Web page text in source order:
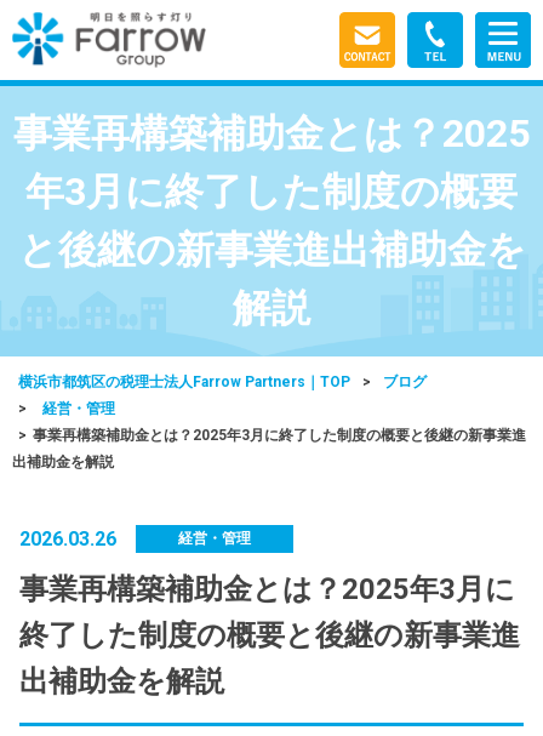
事業再構築補助金とは？2025
年3月に終了した制度の概要
と後継の新事業進出補助金を
解説
横浜市都筑区の税理士法人Farrow Partners｜TOP
ブログ
経営・管理
事業再構築補助金とは？2025年3月に終了した制度の概要と後継の新事業進
出補助金を解説
2026.03.26 経営・管理
事業再構築補助金とは？2025年3月に
終了した制度の概要と後継の新事業進
出補助金を解説